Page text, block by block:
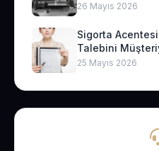
26 Mayıs 2026
Sigorta
Talebini
25 Mayıs 2026